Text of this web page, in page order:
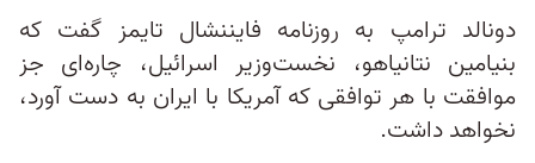
دونالد ترامپ به روزنامه فایننشال تایمز گفت که
بنیامین نتانیاهو، نخست‌وزیر اسرائیل، چاره‌ای جز
موافقت با هر توافقی که آمریکا با ایران به دست آورد،
نخواهد داشت.